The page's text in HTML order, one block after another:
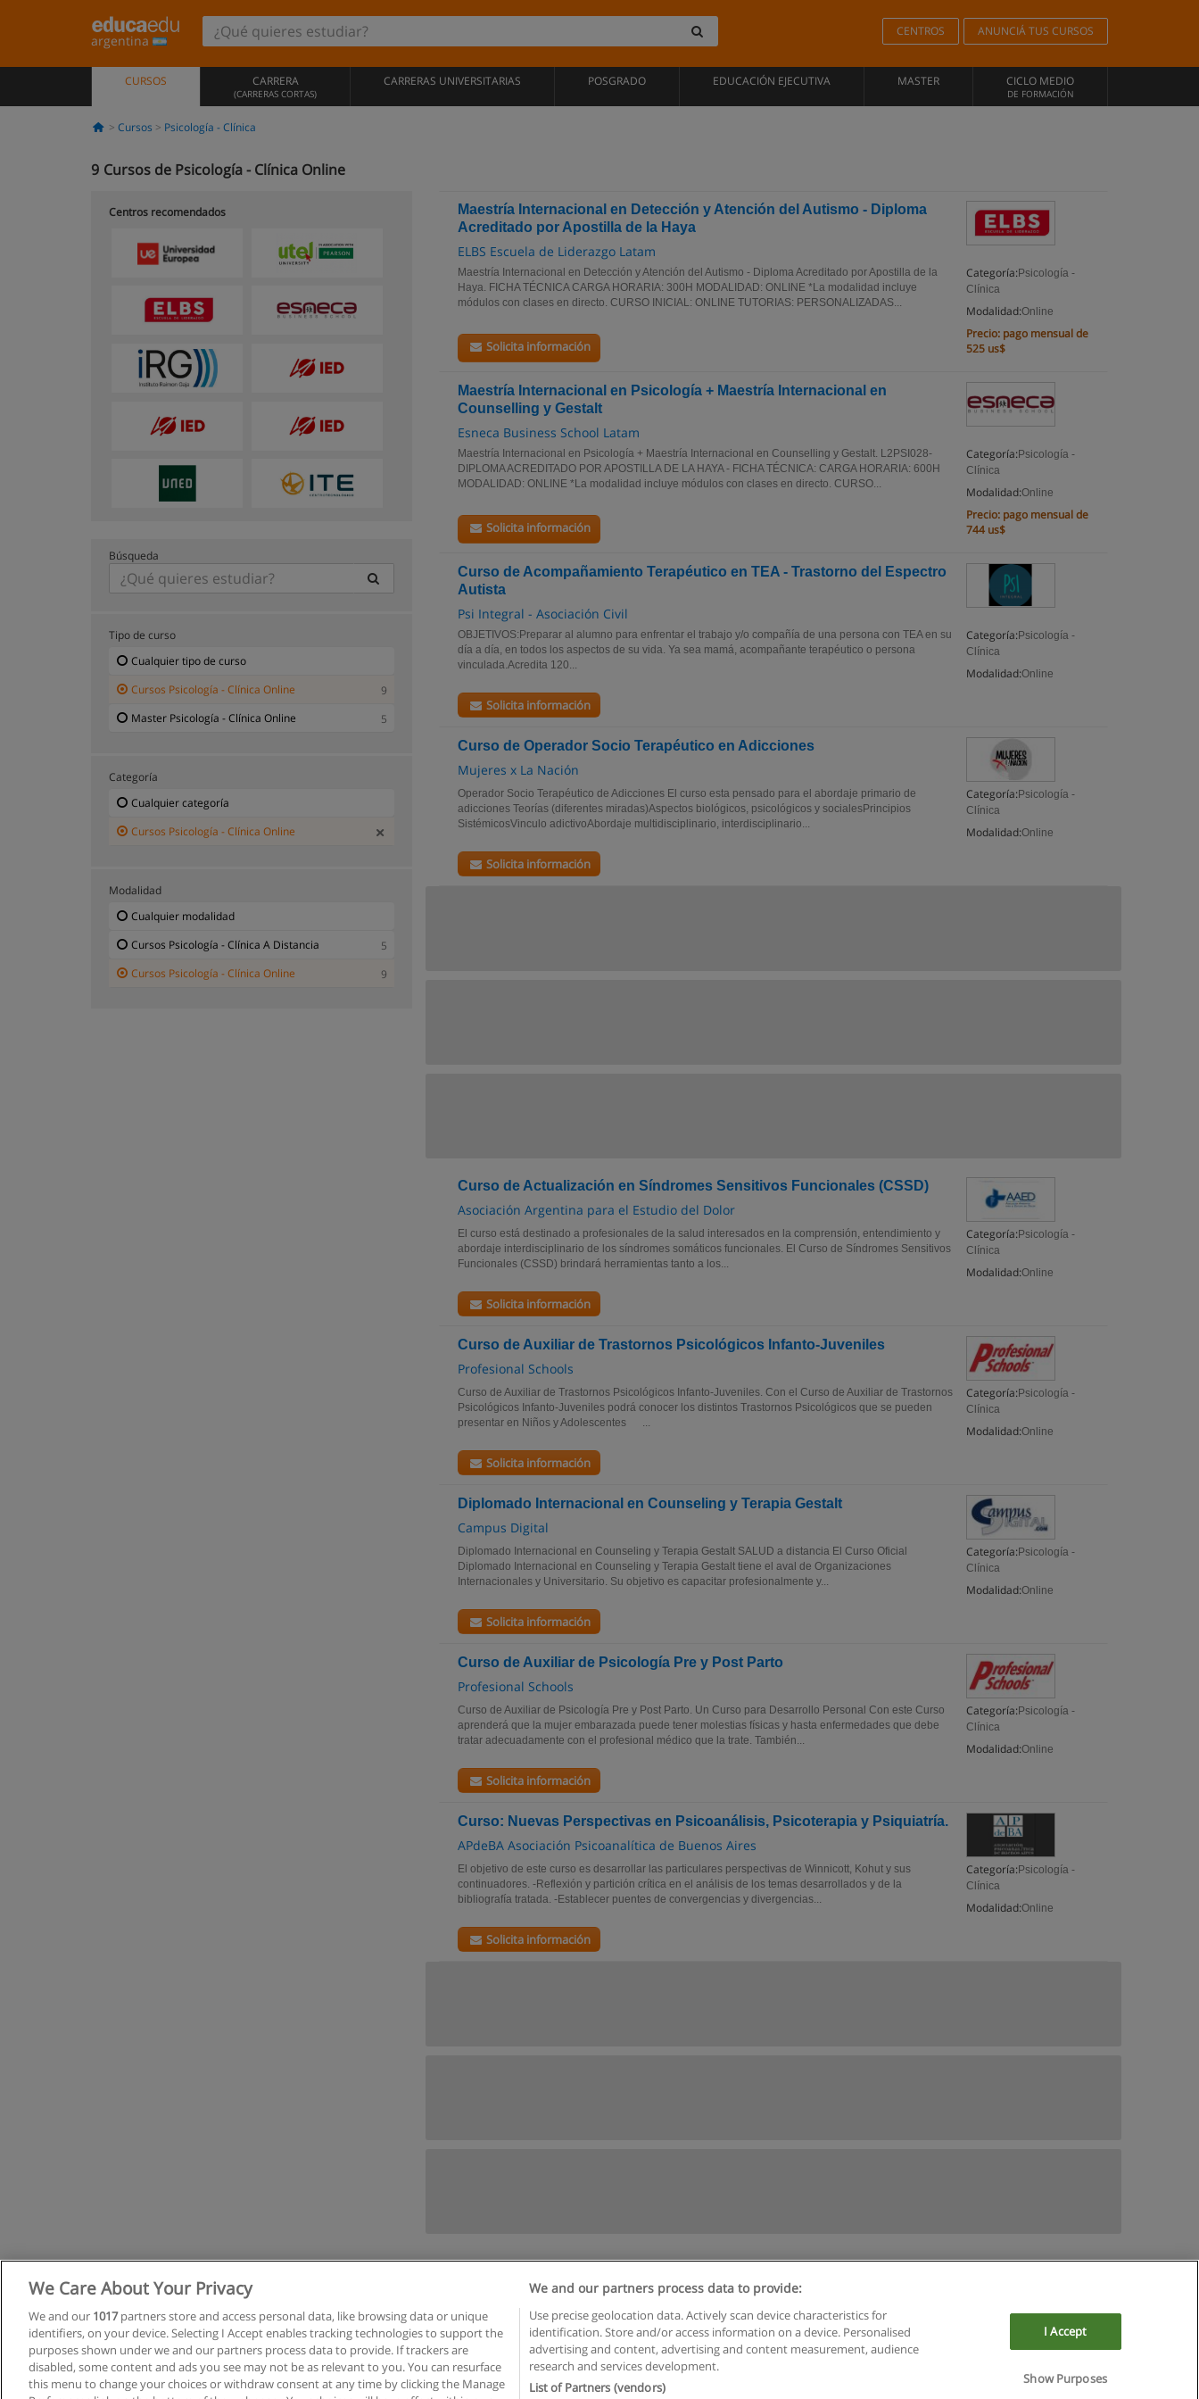
argentina
CENTROS ANUNCIÁ TUS CURSOS
CURSOS CARRERA
(CARRERAS CORTAS)
CARRERAS UNIVERSITARIAS POSGRADO EDUCACIÓN EJECUTIVA MASTER CICLO MEDIO
DE FORMACIÓN
Cursos Psicología - Clínica
9 Cursos de Psicología - Clínica Online
Maestría Internacional en Detección y Atención del Autismo - Diploma
Acreditado por Apostilla de la Haya
ELBS Escuela de Liderazgo Latam
Categoría: Psicología -
Clínica
Modalidad:Online
Precio: pago mensual de
525 us$
Maestría Internacional en Detección y Atención del Autismo - Diploma Acreditado por Apostilla de la
Haya. FICHA TÉCNICA CARGA HORARIA: 300H MODALIDAD: ONLINE *La modalidad incluye
módulos con clases en directo. CURSO INICIAL: ONLINE TUTORIAS: PERSONALIZADAS...
Solicita información
Maestría Internacional en Psicología + Maestría Internacional en
Counselling y Gestalt
Esneca Business School Latam
Categoría: Psicología -
Clínica
Modalidad:Online
Precio: pago mensual de
744 us$
Maestría Internacional en Psicología + Maestría Internacional en Counselling y Gestalt. L2PSI028-
DIPLOMA ACREDITADO POR APOSTILLA DE LA HAYA - FICHA TÉCNICA: CARGA HORARIA: 600H
MODALIDAD: ONLINE *La modalidad incluye módulos con clases en directo. CURSO...
Solicita información
Curso de Acompañamiento Terapéutico en TEA - Trastorno del Espectro
Autista
Psi Integral - Asociación Civil
Categoría: Psicología -
Clínica
Modalidad:Online
OBJETIVOS:Preparar al alumno para enfrentar el trabajo y/o compañía de una persona con TEA en su
día a día, en todos los aspectos de su vida. Ya sea mamá, acompañante terapéutico o persona
vinculada.Acredita 120...
Solicita información
Curso de Operador Socio Terapéutico en Adicciones
Mujeres x La Nación
Categoría: Psicología -
Clínica
Modalidad:Online
Operador Socio Terapéutico de Adicciones El curso esta pensado para el abordaje primario de
adicciones Teorías (diferentes miradas)Aspectos biológicos, psicológicos y socialesPrincipios
SistémicosVinculo adictivoAbordaje multidisciplinario, interdisciplinario...
Solicita información
Curso de Actualización en Síndromes Sensitivos Funcionales (CSSD)
Asociación Argentina para el Estudio del Dolor
Categoría: Psicología -
Clínica
Modalidad:Online
El curso está destinado a profesionales de la salud interesados en la comprensión, entendimiento y
abordaje interdisciplinario de los síndromes somáticos funcionales. El Curso de Síndromes Sensitivos
Funcionales (CSSD) brindará herramientas tanto a los...
Solicita información
Curso de Auxiliar de Trastornos Psicológicos Infanto-Juveniles
Profesional Schools
Categoría: Psicología -
Clínica
Modalidad:Online
Curso de Auxiliar de Trastornos Psicológicos Infanto-Juveniles. Con el Curso de Auxiliar de Trastornos
Psicológicos Infanto-Juveniles podrá conocer los distintos Trastornos Psicológicos que se pueden
presentar en Niños y Adolescentes ...
Solicita información
Diplomado Internacional en Counseling y Terapia Gestalt
Campus Digital
Categoría: Psicología -
Clínica
Modalidad:Online
Diplomado Internacional en Counseling y Terapia Gestalt SALUD a distancia El Curso Oficial
Diplomado Internacional en Counseling y Terapia Gestalt tiene el aval de Organizaciones
Internacionales y Universitario. Su objetivo es capacitar profesionalmente y...
Solicita información
Curso de Auxiliar de Psicología Pre y Post Parto
Profesional Schools
Categoría: Psicología -
Clínica
Modalidad:Online
Curso de Auxiliar de Psicología Pre y Post Parto. Un Curso para Desarrollo Personal Con este Curso
aprenderá que la mujer embarazada puede tener molestias físicas y hasta enfermedades que debe
tratar adecuadamente con el profesional médico que la trate. También...
Solicita información
Curso: Nuevas Perspectivas en Psicoanálisis, Psicoterapia y Psiquiatría.
APdeBA Asociación Psicoanalítica de Buenos Aires
Categoría: Psicología -
Clínica
Modalidad:Online
El objetivo de este curso es desarrollar las particulares perspectivas de Winnicott, Kohut y sus
continuadores. -Reflexión y partición crítica en el análisis de los temas desarrollados y de la
bibliografía tratada. -Establecer puentes de convergencias y divergencias...
Solicita información
Centros recomendados
Búsqueda
Tipo de curso
Cualquier tipo de curso
Cursos Psicología - Clínica Online
9
Master Psicología - Clínica Online
5
Categoría
Cualquier categoría
Cursos Psicología - Clínica Online
Modalidad
Cualquier modalidad
Cursos Psicología - Clínica A Distancia
5
Cursos Psicología - Clínica Online
9
Copyright © Educaedu Business S.L. - CIF : B-95610580: - www.educaedu.com.ar
We Care About Your Privacy
We and our 1017partners store and access personal data, like browsing data or unique
identifiers, on your device. Selecting I Accept enables tracking technologies to support the
purposes shown under we and our partners process data to provide. If trackers are
disabled, some content and ads you see may not be as relevant to you. You can resurface
this menu to change your choices or withdraw consent at any time by clicking the Manage
We and our partners process data to provide:
Use precise geolocation data. Actively scan device characteristics for
identification. Store and/or access information on a device. Personalised
advertising and content, advertising and content measurement, audience
research and services development.
List of Partners (vendors)
I Accept
Show Purposes